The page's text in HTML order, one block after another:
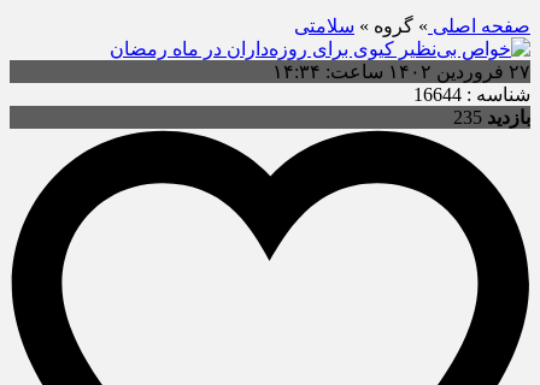
صفحه اصلی » گروه » سلامتی
۲۷ فروردین ۱۴۰۲ ساعت: ۱۴:۳۴
شناسه : 16644
بازدید 235